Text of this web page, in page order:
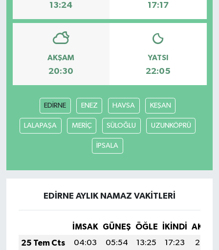
13:24 17:17
AKŞAM
20:30
YATSI
22:05
EDİRNE ENEZ HAVSA KEŞAN
LALAPAŞA MERİÇ SÜLOĞLU UZUNKÖPRÜ
İPSALA
EDİRNE AYLIK NAMAZ VAKITLERI
İMSAK GÜNEŞ ÖĞLE İKINDI
25 Tem Cts
04:03 05:54 13:25 17:23
20:47